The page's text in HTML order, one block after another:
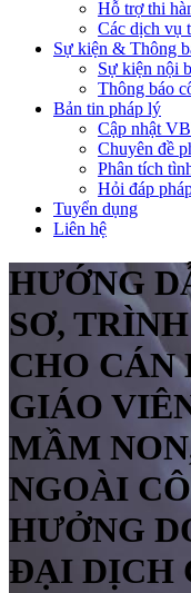
Hỗ trợ thi
Các dịch vụ
Sự kiện & Thông
Sự kiện nội
Thông báo
Bản tin pháp lý
Cập nhật
Chuyên đề
Phân tích
Hỏi đáp
Tuyển dụng
Liên hệ
HƯỚNG
SƠ,
CHO CÁN
GIÁO
MẦM
NGOÀI
HƯỞNG
ĐẠI DỊCH